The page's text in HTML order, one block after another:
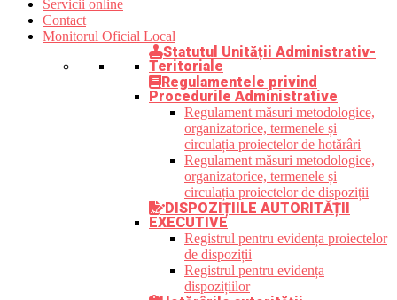
Servicii online
Contact
Monitorul Oficial Local
Statutul Unității Administrativ-
Teritoriale
Regulamentele privind
Procedurile Administrative
Regulament măsuri metodologice,
organizatorice, termenele și
circulația proiectelor de hotărâri
Regulament măsuri metodologice,
organizatorice, termenele și
circulația proiectelor de dispoziții
DISPOZIȚIILE AUTORITĂȚII
EXECUTIVE
Registrul pentru evidența proiectelor
de dispoziții
Registrul pentru evidența
dispozițiilor